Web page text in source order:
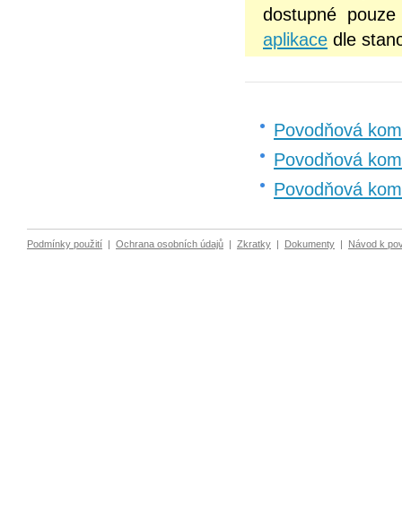
dostupné
aplikace dle
Povodňová
Povodňová
Povodňová
Podmínky použití | Ochrana osobních údajů | Zkratky | Dokumenty | Návod k